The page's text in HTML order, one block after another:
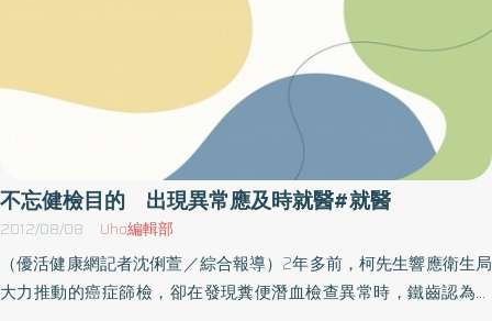
服」、「怎樣不舒服」 、「做過什麼事才開始不舒服」、「不舒服
多久，有沒有特定時間」、「看病前曾如何處理不舒服症狀」、
「有沒有生過其他的病，或做其他治療」及其他健康資訊。撇步2－
追求健康勤發問，看病時，當你有聽沒有懂要立即發問，請醫師用
你能理解的方式再解釋。 撇步3－檢查、治療問仔細，可請醫師說明
這項檢查或治療的必要性。撇步4－正確用藥才安全，在醫師開藥
時，應該提醒醫師你目前正在服用的藥物及健康食品、曾發生過敏
或使你不舒服的藥物 ，以及目前是否正接受其他治療，不管中醫、
西醫還是任何其他療法。撇步5－住院、手術要評估，當你得知需要
住院或手術治療時，有一些問題能幫助你評估與下決定。手術治療
前，除了詢問醫師手術還有哪些可選？這項手術對疾病幫助多大？
不忘健檢目的 出現異常應及時就醫#就醫
2012/08/08 Uho編輯部
（優活健康網記者沈俐萱／綜合報導）2年多前，柯先生響應衛生局
大力推動的癌症篩檢，卻在發現糞便潛血檢查異常時，鐵齒認為自